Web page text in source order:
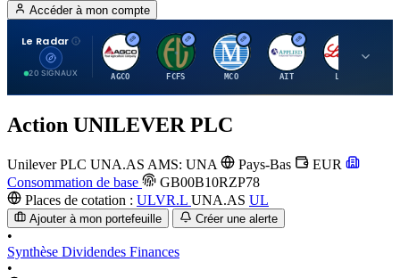
Accéder à mon compte
Le Radar
20 SIGNAUX
A
AGCO
F
FCFS
M
MCO
A
AIT
Action UNILEVER PLC
Unilever PLC UNA.AS AMS: UNA Pays-Bas
EUR
Consommation de base
GB00B10RZP78
Places de cotation : ULVR.L UNA.AS UL
Ajouter à mon portefeuille Créer une alerte
•
Synthèse Dividendes Finances
•